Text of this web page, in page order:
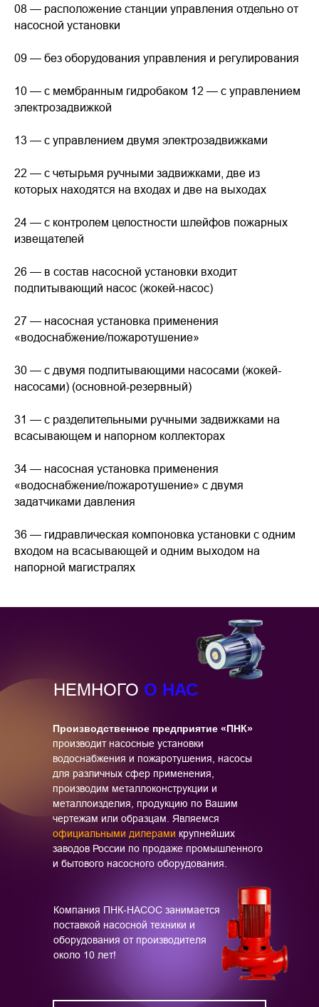
08 — расположение станции управления отдельно от
насосной установки
09 — без оборудования управления и регулирования
10 — с мембранным гидробаком 12 — с управлением
электрозадвижкой
13 — с управлением двумя электрозадвижками
22 — с четырьмя ручными задвижками, две из
которых находятся на входах и две на выходах
24 — с контролем целостности шлейфов пожарных
извещателей
26 — в состав насосной установки входит
подпитывающий насос (жокей-насос)
27 — насосная установка применения
«водоснабжение/пожаротушение»
30 — с двумя подпитывающими насосами (жокей-
насосами) (основной-резервный)
31 — с разделительными ручными задвижками на
всасывающем и напорном коллекторах
34 — насосная установка применения
«водоснабжение/пожаротушение» с двумя
задатчиками давления
36 — гидравлическая компоновка установки с одним
входом на всасывающей и одним выходом на
напорной магистралях
НЕМНОГО О НАС
Производственное предприятие «ПНК»
производит насосные установки
водоснабжения и пожаротушения, насосы
для различных сфер применения,
производим металлоконструкции и
металлоизделия, продукцию по Вашим
чертежам или образцам. Являемся
официальными дилерами крупнейших
заводов России по продаже промышленного
и бытового насосного оборудования.
Компания ПНК-НАСОС занимается
поставкой насосной техники и
оборудования от производителя
около 10 лет!